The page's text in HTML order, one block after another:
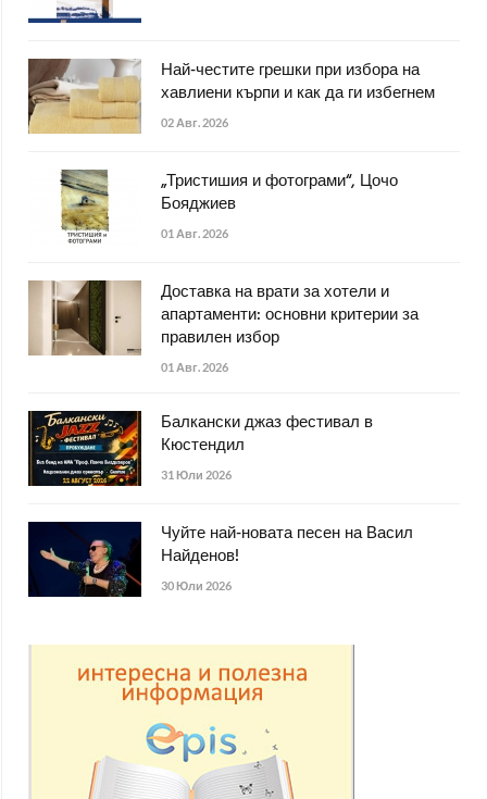
Най-честите грешки при избора на
хавлиени кърпи и как да ги избегнем
02 Авг. 2026
„Тристишия и фотограми“, Цочо
Бояджиев
01 Авг. 2026
Доставка на врати за хотели и
апартаменти: основни критерии за
правилен избор
01 Авг. 2026
Балкански джаз фестивал в
Кюстендил
31 Юли 2026
Чуйте най-новата песен на Васил
Найденов!
30 Юли 2026